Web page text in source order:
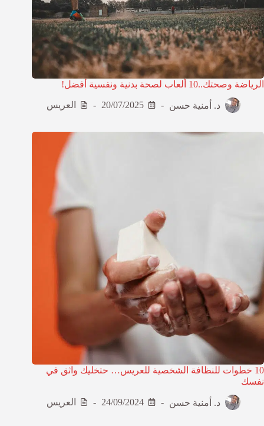
الرياضة وصحتك..10 ألعاب لصحة بدنية ونفسية أفضل!
د. أمنية حسن 20/07/2025 العريس
10 خطوات للنظافة الشخصية للعريس… حتخليك واثق في
نفسك
د. أمنية حسن 24/09/2024 العريس